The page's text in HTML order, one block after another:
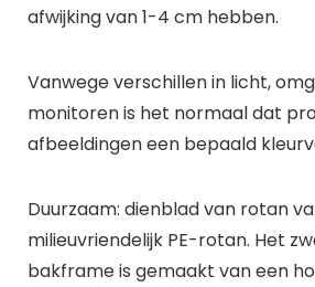
afwijking van 1-4 cm hebben.
Vanwege verschillen in licht,
monitoren is het normaal dat
afbeeldingen een bepaald
Duurzaam: dienblad van rotan
milieuvriendelijk PE-rotan. Het
bakframe is gemaakt van een